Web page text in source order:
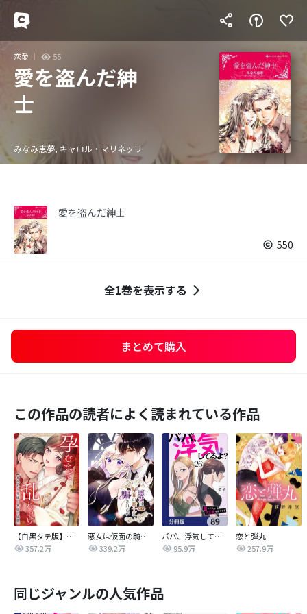
恋愛 55
愛を盗んだ紳
士
みなみ恵夢, キャロル・マリネッリ
愛を盗んだ紳士
550
全1巻を表示する
まとめて購入
この作品の読者によく読まれている作品
【白黒タテ版】孕むまで乱れいけ～身代わり花嫁と軍服の猛愛
357.2万
悪女は仮面の騎士に騙されない
339.2万
パパ、浮気してるよ？娘と二人でクズ夫を捨てます【分冊版】
95.9万
恋と弾丸
257.9万
同じジャンルの人気作品